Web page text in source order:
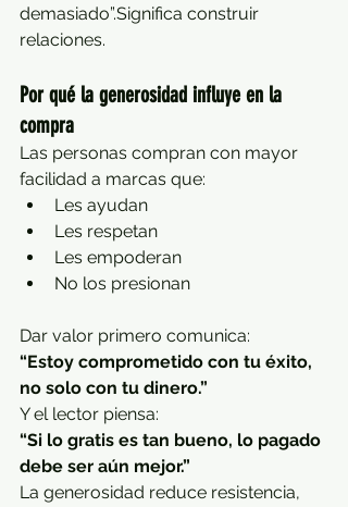
demasiado”.Significa construir
relaciones.
Por qué la generosidad influye en la
compra
Las personas compran con mayor
facilidad a marcas que:
Les ayudan
Les respetan
Les empoderan
No los presionan
Dar valor primero comunica:
“Estoy comprometido con tu éxito,
no solo con tu dinero.”
Y el lector piensa:
“Si lo gratis es tan bueno, lo pagado
debe ser aún mejor.”
La generosidad reduce resistencia,